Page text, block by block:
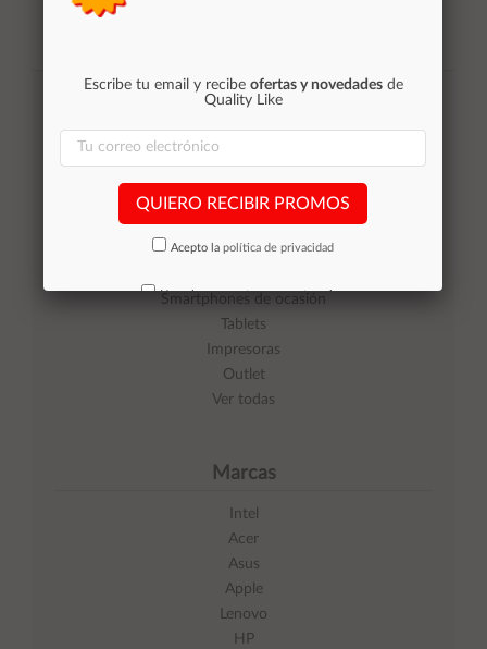
Acepto lapolítica de privacidad
Smartphones de ocasión
Tablets
Impresoras
Outlet
Ver todas
Marcas
Intel
Acer
Asus
Apple
Lenovo
HP
Escribe tu email y recibe ofertas y novedadesde
Quality Like
QUIERO RECIBIR PROMOS
Acepto la política de privacidad
No volver a mostrar mas este aviso